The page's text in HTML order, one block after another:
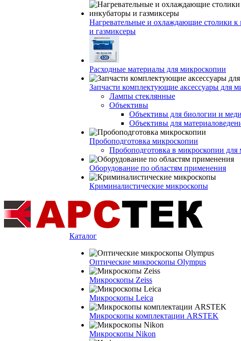
Нагревательные и охлаждающие столики
и газмиксеры
Расходные материалы для микроскопии
Запчасти комплектующие аксессуары для
Лампы стеклянные
Объективы
Объективы для биологии и
Объективы для
Пробоподготовка микроскопии
Пробоподготовка в микроскопии
Оборудование по областям применения
Криминалистические микроскопы
Каталог
Оптические микроскопы Olympus
Микроскопы Zeiss
Микроскопы Leica
Микроскопы комплектации ARSTEK
Микроскопы Nikon